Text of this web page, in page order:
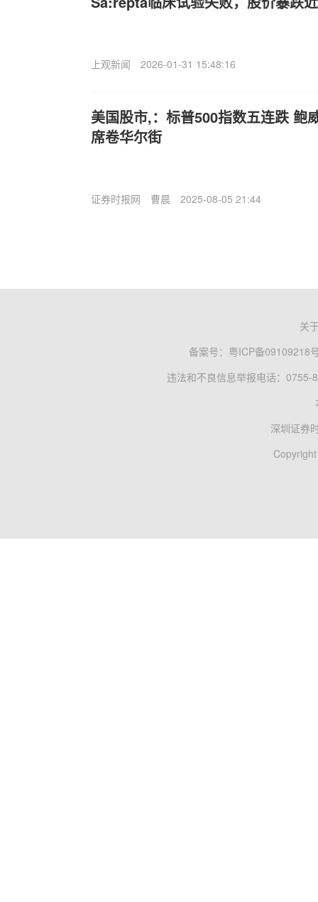
上观新闻 2026-01-31 15:48:16
美国股市,：标普500指数五连跌 鲍
席卷华尔街
证券时报网 曹晨 2025-08-05 21:44
关
备案号： 粤ICP备09109218
违法和不良信息举报电话：0755-
深圳证券